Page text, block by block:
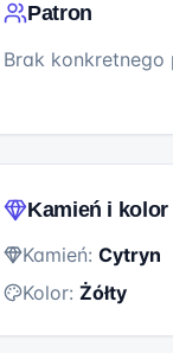
Patron
Brak konkretnego
Kamień i kolor
Kamień: Cytryn
Kolor: Żółty